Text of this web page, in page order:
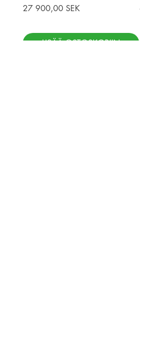
Hinta
27 900,00 SEK
LISÄÄ OSTOSKORIIN
Hinta
69